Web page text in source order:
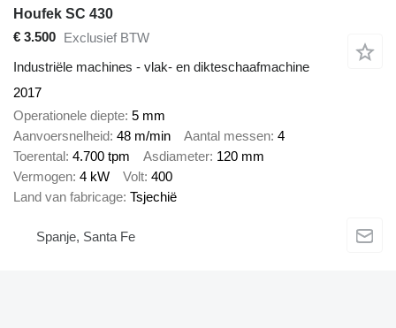
Houfek SC 430
€ 3.500 Exclusief BTW
Industriële machines - vlak- en dikteschaafmachine
2017
Operationele diepte 5 mm
Aanvoersnelheid 48 m/min Aantal messen 4
Toerental 4.700 tpm Asdiameter 120 mm
Vermogen 4 kW Volt 400
Land van fabricage Tsjechië
Spanje, Santa Fe